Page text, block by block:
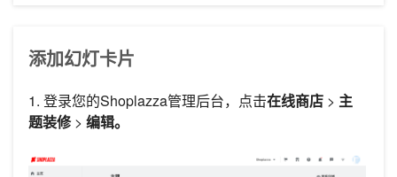
添加幻灯卡片
1. 登录您的Shoplazza管理后台，点击在线商店 > 主
题装修> 编辑。